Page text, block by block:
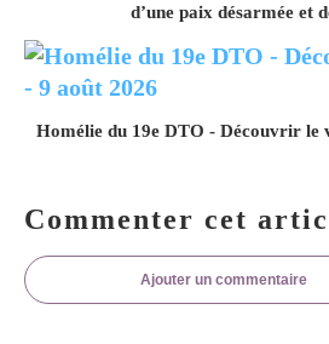
d’une paix désarmée et
Homélie du 19e DTO - Découvrir le
Commenter cet
Ajouter un commentaire